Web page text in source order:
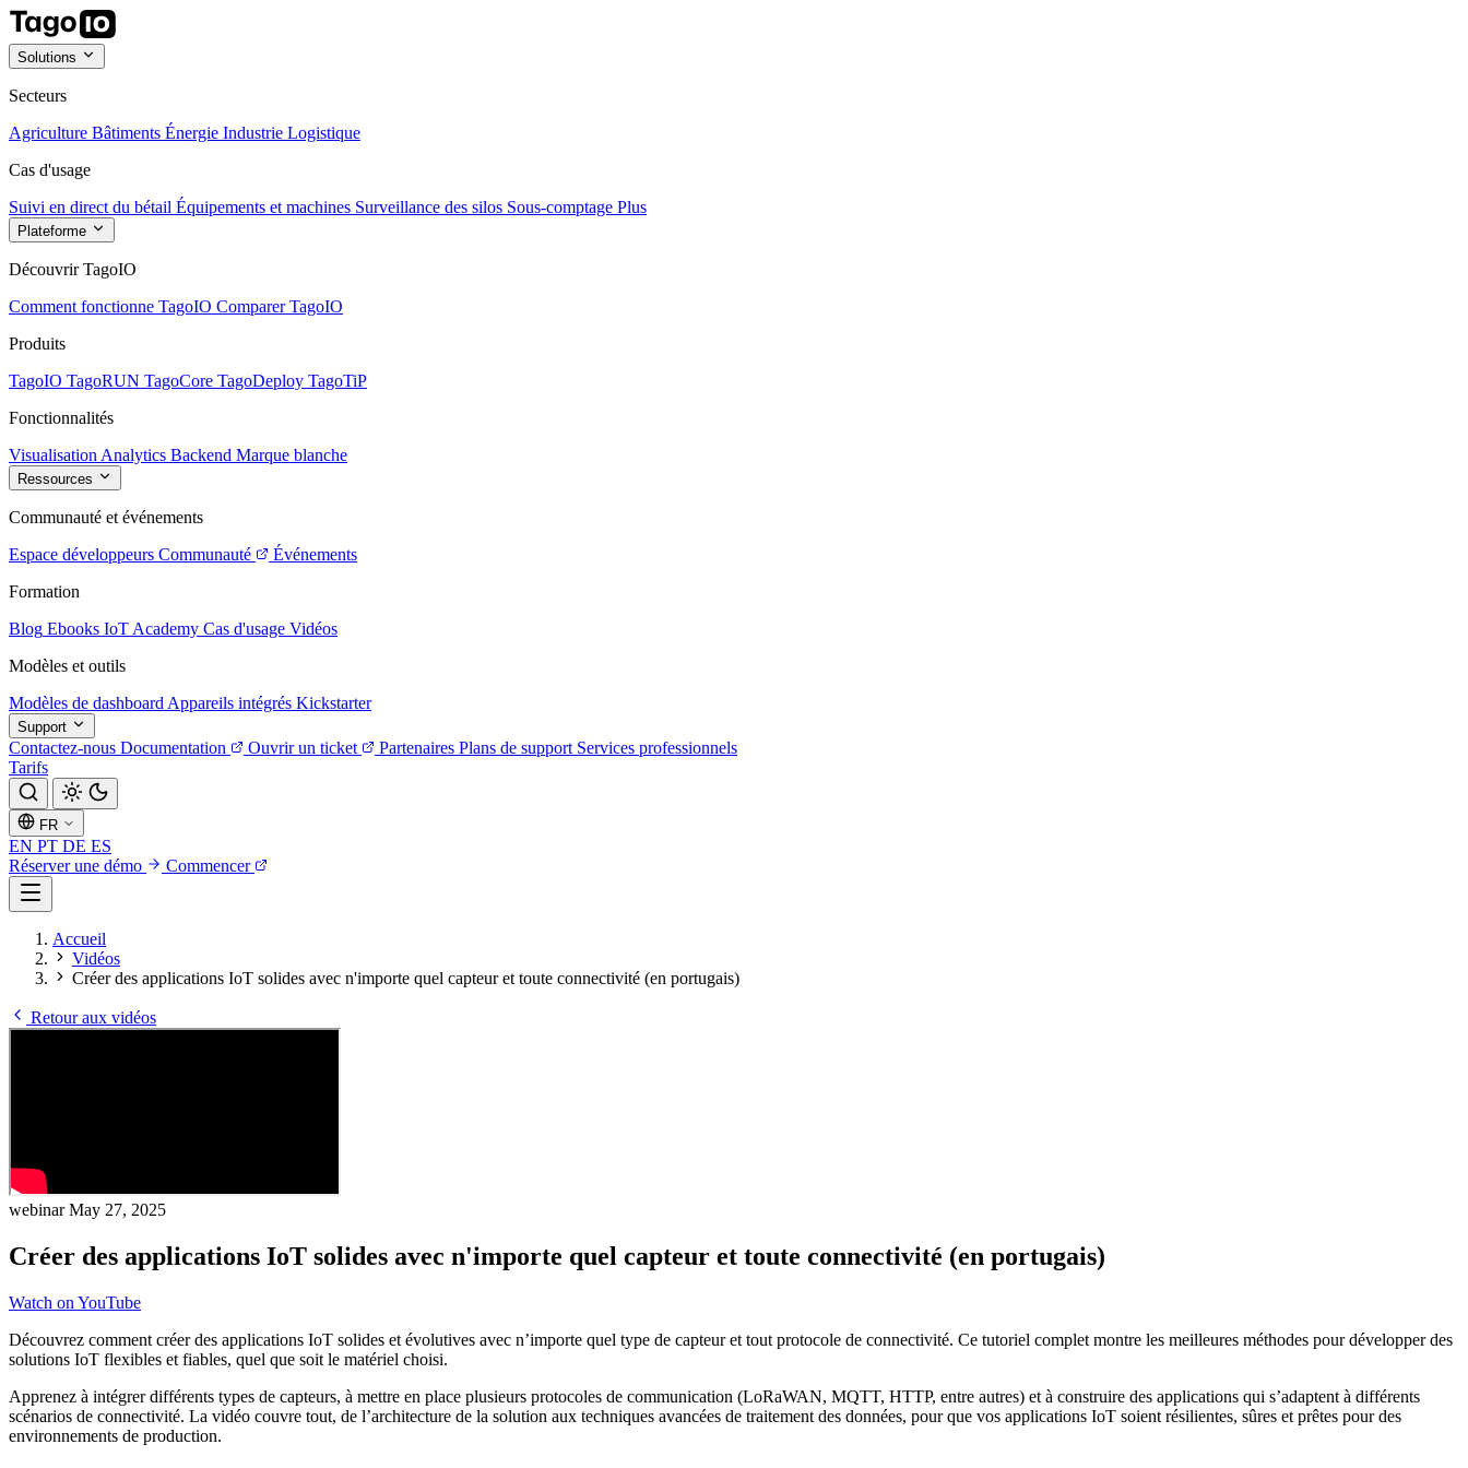
Solutions
Secteurs
Agriculture Bâtiments Énergie Industrie Logistique
Cas d'usage
Suivi en direct du bétail Équipements et machines Surveillance des silos Sous-comptage Plus
Plateforme
Découvrir TagoIO
Comment fonctionne TagoIO Comparer TagoIO
Produits
TagoIO TagoRUN TagoCore TagoDeploy TagoTiP
Fonctionnalités
Visualisation Analytics Backend Marque blanche
Ressources
Communauté et événements
Espace développeurs Communauté
Événements
Formation
Blog Ebooks IoT Academy Cas d'usage Vidéos
Modèles et outils
Modèles de dashboard Appareils intégrés Kickstarter
Support
Contactez-nous Documentation Ouvrir un ticket Partenaires Plans de support Services professionnels
Tarifs
FR
EN PT DE ES
Réserver une démo
Commencer
Accueil
Vidéos
Créer des applications IoT solides avec n'importe quel capteur et toute connectivité (en portugais)
Retour aux vidéos
webinarMay 27, 2025
Créer des applications IoT solides avec n'importe quel capteur et toute connectivité (en portugais)
Watch on YouTube
Découvrez comment créer des applications IoT solides et évolutives avec n’importe quel type de capteur et tout protocole de connectivité. Ce tutoriel complet montre les meilleures méthodes pour développer des
solutions IoT flexibles et fiables, quel que soit le matériel choisi.
Apprenez à intégrer différents types de capteurs, à mettre en place plusieurs protocoles de communication (LoRaWAN, MQTT, HTTP, entre autres) et à construire des applications qui s’adaptent à différents
scénarios de connectivité. La vidéo couvre tout, de l’architecture de la solution aux techniques avancées de traitement des données, pour que vos applications IoT soient résilientes, sûres et prêtes pour des
environnements de production.